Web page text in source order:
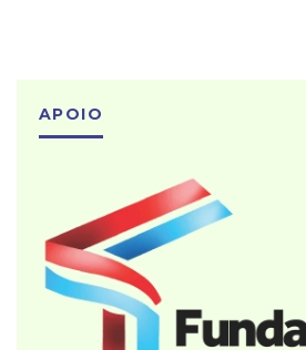
APOIO